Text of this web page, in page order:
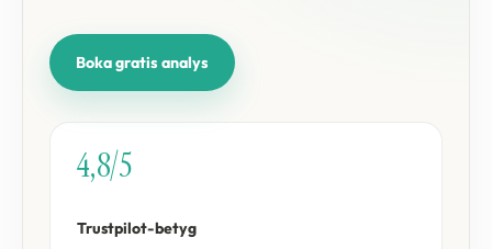
Boka gratis analys
4,8/5
Trustpilot-betyg